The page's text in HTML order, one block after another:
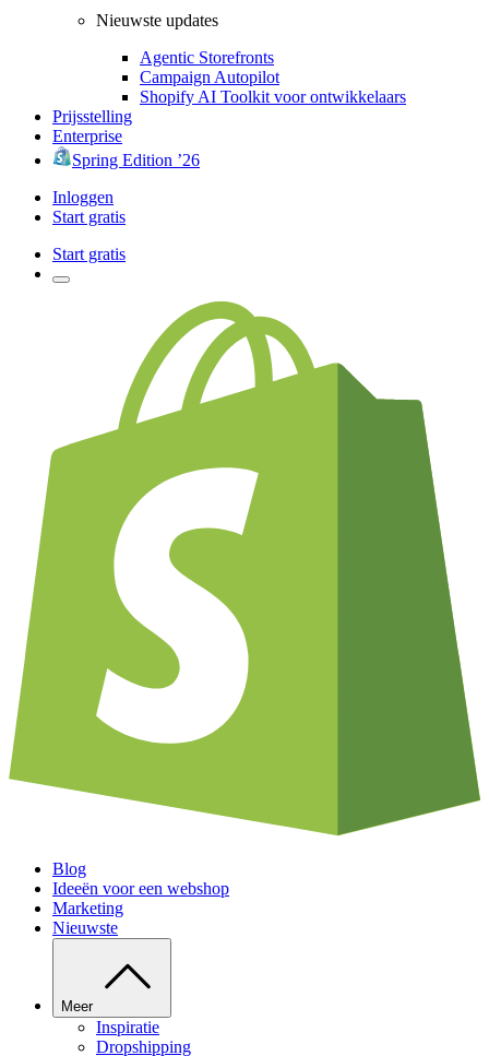
Nieuwste updates
Agentic Storefronts
Campaign Autopilot
Shopify AI Toolkit voor ontwikkelaars
Prijsstelling
Enterprise
Spring Edition ’26
Inloggen
Start gratis
Start gratis
Blog
Ideeën voor een webshop
Marketing
Nieuwste
Meer
Inspiratie
Dropshipping